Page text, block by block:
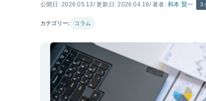
公開日: 2026.05.13/ 更新日: 2026.04.19/ 著者:和本 賢一 3
カテゴリー: コラム